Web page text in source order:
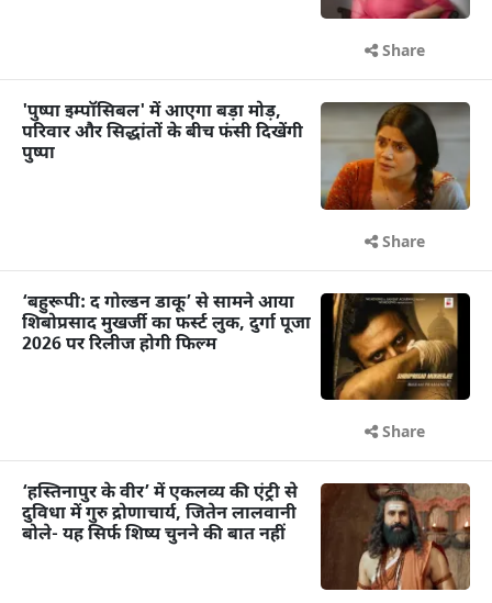
Share
'पुष्पा इम्पॉसिबल' में आएगा बड़ा मोड़,
परिवार और सिद्धांतों के बीच फंसी दिखेंगी
पुष्पा
Share
‘बहुरूपी: द गोल्डन डाकू’ से सामने आया
शिबोप्रसाद मुखर्जी का फर्स्ट लुक, दुर्गा पूजा
2026 पर रिलीज होगी फिल्म
Share
‘हस्तिनापुर के वीर’ में एकलव्य की एंट्री से
दुविधा में गुरु द्रोणाचार्य, जितेन लालवानी
बोले- यह सिर्फ शिष्य चुनने की बात नहीं